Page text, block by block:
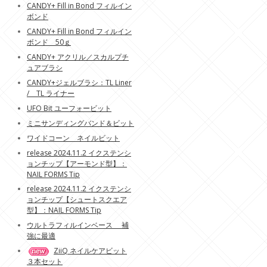
CANDY+ Fill in Bond フィルイン
ボンド
CANDY+ Fill in Bond フィルイン
ボンド 50ｇ
CANDY+ アクリル／スカルプチ
ュアブラシ
CANDY+ジェルブラシ：TL Liner
/ TL ライナー
UFO Bit ユーフォービット
ミニサンディングバンド＆ビット
ワイドコーン ネイルビット
release 2024.11.2 イクステンシ
ョンチップ【アーモンド型】：
NAIL FORMS Tip
release 2024.11.2 イクステンシ
ョンチップ【シュートスクエア
型】：NAIL FORMS Tip
ウルトラフィルインベース 補
強に最適
ZiiQ ネイルケアビット
３本セット